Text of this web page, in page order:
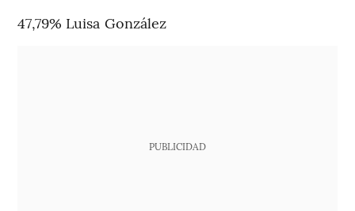
47,79% Luisa González
PUBLICIDAD